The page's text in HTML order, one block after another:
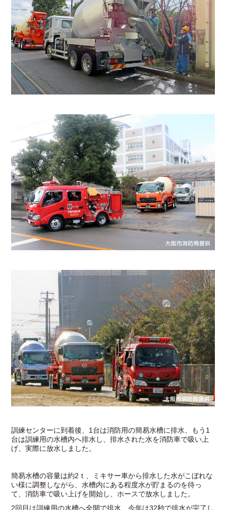
訓練センターに到着後、1台は消防用の簡易水槽に排水、もう1
台は訓練用の水槽内へ排水し、排水された水を消防車で吸い上
げ、実際に放水しました。
簡易水槽の容量は約2ｔ、ミキサー車から排水した水がこぼれな
い様に調整しながら、水槽内にある程度水が貯まるのを待っ
て、消防車で吸い上げを開始し、ホースで放水しました。
2回目は訓練用の水槽へ全開で排水、今年は32秒で排水が完了し